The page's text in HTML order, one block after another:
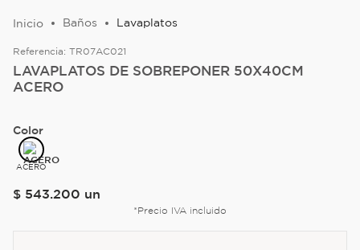
Baños Lavaplatos
Referencia: TR07AC021
LAVAPLATOS DE SOBREPONER 50X40CM
ACERO
Color
ACERO
$ 543.200 un
*Precio IVA incluido